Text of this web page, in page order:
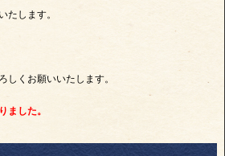
たします。
しくお願いいたします。
ました。